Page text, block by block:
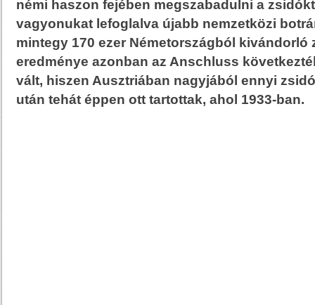
némi haszon fejében megszabadulni a
vagyonukat lefoglalva újabb nemzetközi
mintegy 170 ezer Németországból kivándorló
eredménye azonban az Anschluss
vált, hiszen Ausztriában nagyjából ennyi
után tehát éppen ott tartottak, ahol 1933-ban.